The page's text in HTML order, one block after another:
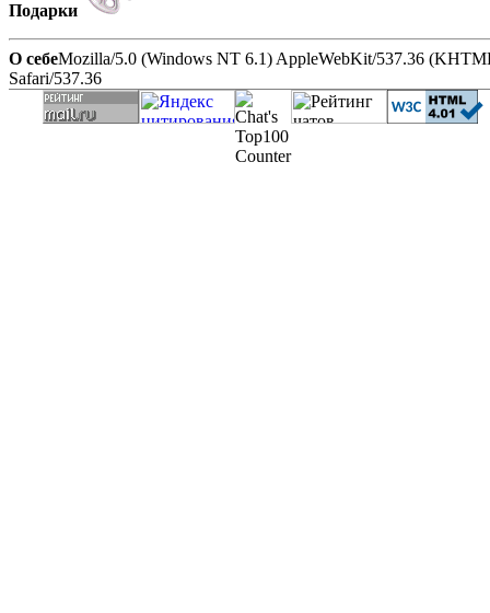
Подарки
О себеMozilla/5.0 (Windows NT 6.1) AppleWebKit/537.36
Safari/537.36